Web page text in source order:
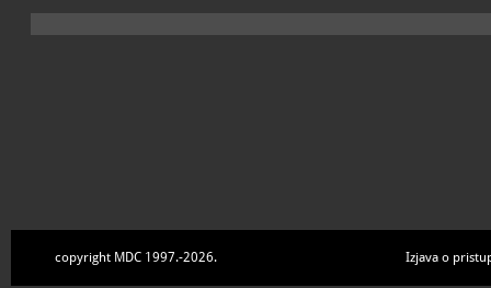
copyright MDC 1997.-2026. Izjava o